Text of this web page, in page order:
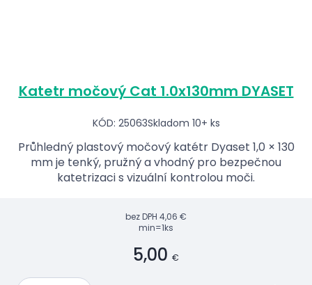
Katetr močový Cat 1.0x130mm DYASET
KÓD: 25063Skladom 10+ ks
Průhledný plastový močový katétr Dyaset 1,0 × 130
mm je tenký, pružný a vhodný pro bezpečnou
katetrizaci s vizuální kontrolou moči.
bez DPH 4,06 €
min=1ks
5,00 €